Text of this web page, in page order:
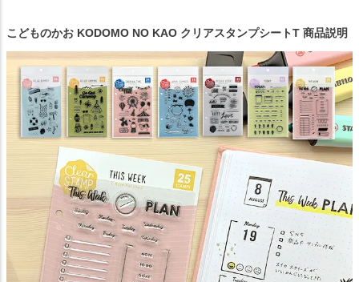
こどものかお KODOMO NO KAO クリアスタンプシートT 商品説明